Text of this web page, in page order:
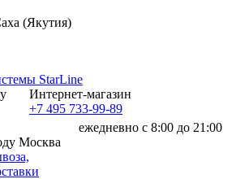
(Якутия)
StarLine
Интернет-магазин
+7 495 733-99-89
ежедневно с 8:00 до 21:00
Москва